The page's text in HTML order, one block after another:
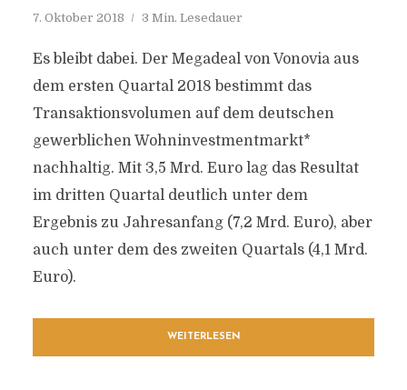
7. Oktober 2018 3 Min. Lesedauer
Es bleibt dabei. Der Megadeal von Vonovia aus
dem ersten Quartal 2018 bestimmt das
Transaktionsvolumen auf dem deutschen
gewerblichen Wohninvestmentmarkt*
nachhaltig. Mit 3,5 Mrd. Euro lag das Resultat
im dritten Quartal deutlich unter dem
Ergebnis zu Jahresanfang (7,2 Mrd. Euro), aber
auch unter dem des zweiten Quartals (4,1 Mrd.
Euro).
WEITERLESEN